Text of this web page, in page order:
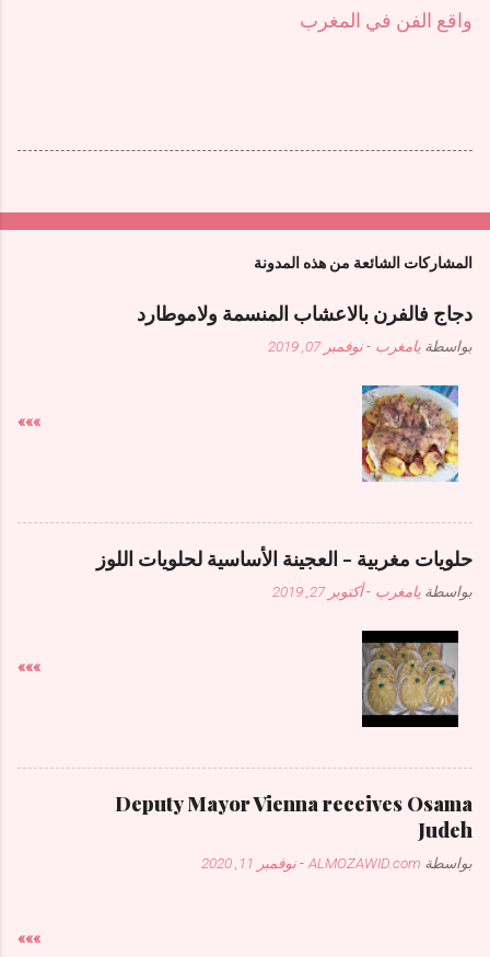
واقع الفن في المغرب
المشاركات الشائعة من هذه المدونة
دجاج فالفرن بالاعشاب المنسمة ولاموطارد
بواسطة يامغرب -نوفمبر 07, 2019
»»»
حلويات مغربية - العجينة الأساسية لحلويات اللوز
بواسطة يامغرب -أكتوبر 27, 2019
»»»
Deputy Mayor Vienna receives Osama
Judeh
بواسطة ALMOZAWID.com
-نوفمبر 11, 2020
»»»